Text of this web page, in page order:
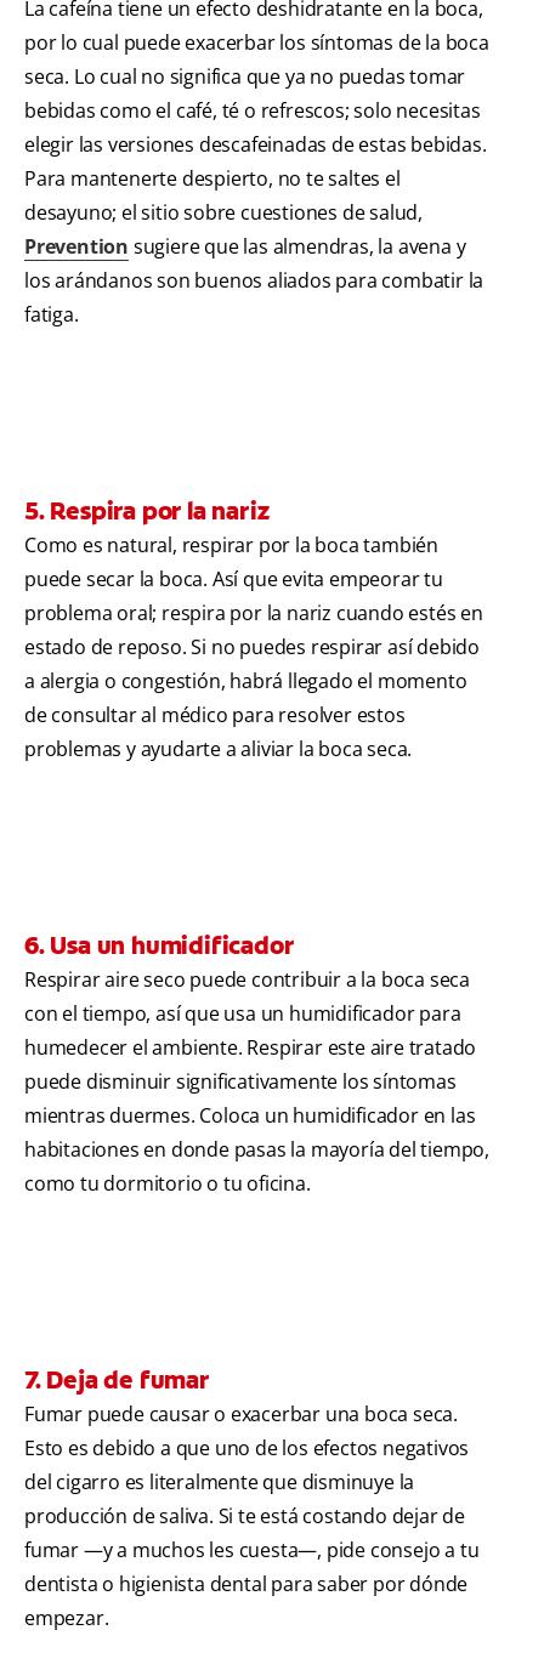
La cafeína tiene un efecto deshidratante en la boca,
por lo cual puede exacerbar los síntomas de la boca
seca. Lo cual no significa que ya no puedas tomar
bebidas como el café, té o refrescos; solo necesitas
elegir las versiones descafeinadas de estas bebidas.
Para mantenerte despierto, no te saltes el
desayuno; el sitio sobre cuestiones de salud,
Prevention sugiere que las almendras, la avena y
los arándanos son buenos aliados para combatir la
fatiga.
5. Respira por la nariz
Como es natural, respirar por la boca también
puede secar la boca. Así que evita empeorar tu
problema oral; respira por la nariz cuando estés en
estado de reposo. Si no puedes respirar así debido
a alergia o congestión, habrá llegado el momento
de consultar al médico para resolver estos
problemas y ayudarte a aliviar la boca seca.
6. Usa un humidificador
Respirar aire seco puede contribuir a la boca seca
con el tiempo, así que usa un humidificador para
humedecer el ambiente. Respirar este aire tratado
puede disminuir significativamente los síntomas
mientras duermes. Coloca un humidificador en las
habitaciones en donde pasas la mayoría del tiempo,
como tu dormitorio o tu oficina.
7. Deja de fumar
Fumar puede causar o exacerbar una boca seca.
Esto es debido a que uno de los efectos negativos
del cigarro es literalmente que disminuye la
producción de saliva. Si te está costando dejar de
fumar —y a muchos les cuesta—, pide consejo a tu
dentista o higienista dental para saber por dónde
empezar.